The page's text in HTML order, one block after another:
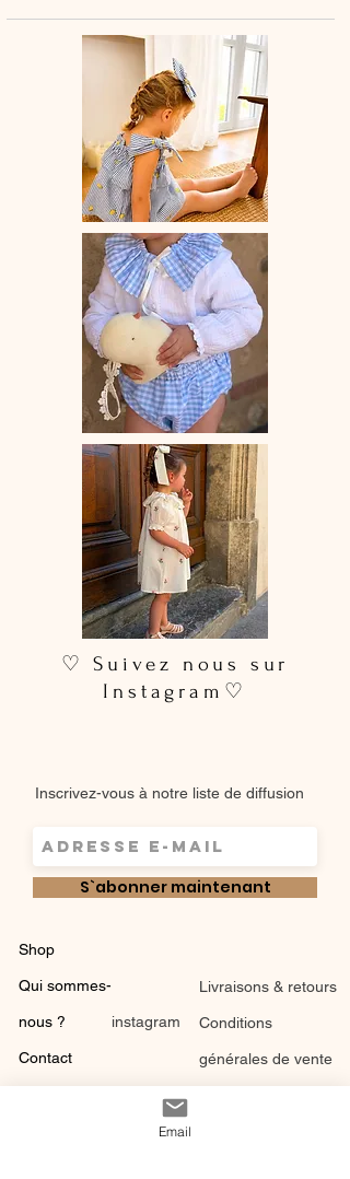
♡ Suivez nous sur
Instagram♡
Inscrivez-vous à notre liste de diffusion
S`abonner maintenant
Shop
Qui sommes-
nous ?
Contact
instagram
Livraisons & retours
Conditions
générales de vente
Email